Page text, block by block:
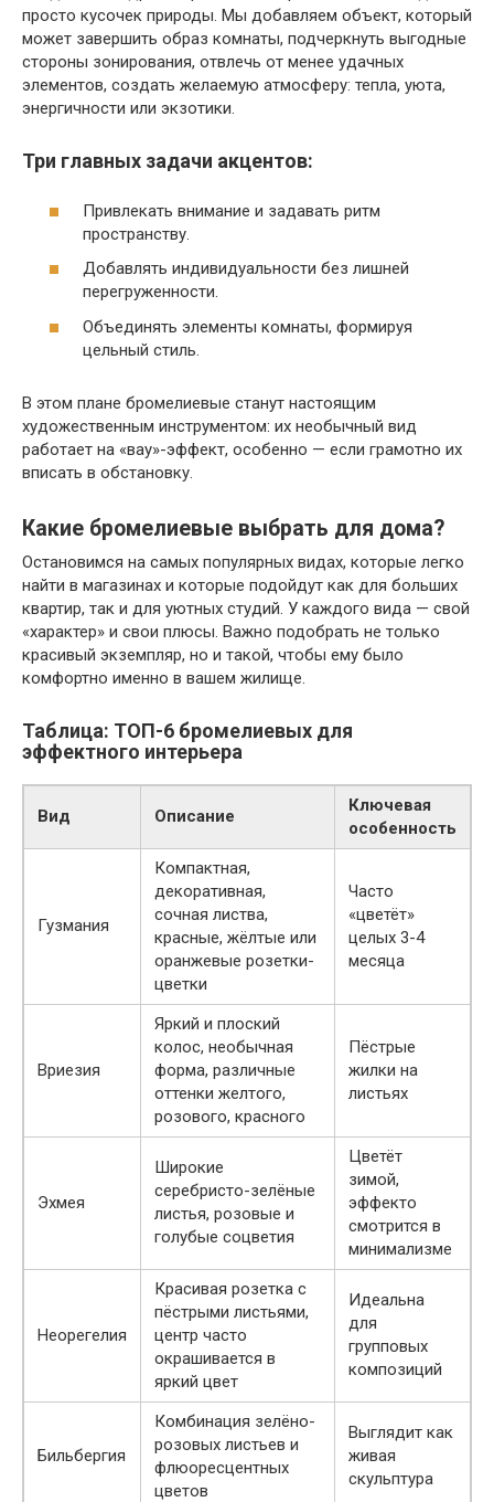
просто кусочек природы. Мы добавляем объект, который
может завершить образ комнаты, подчеркнуть выгодные
стороны зонирования, отвлечь от менее удачных
элементов, создать желаемую атмосферу: тепла, уюта,
энергичности или экзотики.
Три главных задачи акцентов:
Привлекать внимание и задавать ритм
пространству.
Добавлять индивидуальности без лишней
перегруженности.
Объединять элементы комнаты, формируя
цельный стиль.
В этом плане бромелиевые станут настоящим
художественным инструментом: их необычный вид
работает на «вау»-эффект, особенно — если грамотно их
вписать в обстановку.
Какие бромелиевые выбрать для дома?
Остановимся на самых популярных видах, которые легко
найти в магазинах и которые подойдут как для больших
квартир, так и для уютных студий. У каждого вида — свой
«характер» и свои плюсы. Важно подобрать не только
красивый экземпляр, но и такой, чтобы ему было
комфортно именно в вашем жилище.
Таблица: ТОП-6 бромелиевых для
эффектного интерьера
Вид Описание
Ключевая
особенность
Гузмания
Компактная,
декоративная,
сочная листва,
красные, жёлтые или
оранжевые розетки-
цветки
Часто
«цветёт»
целых 3-4
месяца
Вриезия
Яркий и плоский
колос, необычная
форма, различные
оттенки желтого,
розового, красного
Пёстрые
жилки на
листьях
Эхмея
Широкие
серебристо-зелёные
листья, розовые и
голубые соцветия
Цветёт
зимой,
эффекто
смотрится в
минимализме
Неорегелия
Красивая розетка с
пёстрыми листьями,
центр часто
окрашивается в
яркий цвет
Идеальна
для
групповых
композиций
Бильбергия
Комбинация зелёно-
розовых листьев и
флюоресцентных
цветов
Выглядит как
живая
скульптура